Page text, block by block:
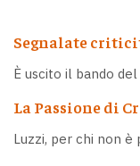
Segnalate
È uscito il bando
La Passione di
Luzzi, per chi non è